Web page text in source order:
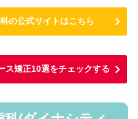
の公式サイトはこちら
ス矯正10選をチェックする